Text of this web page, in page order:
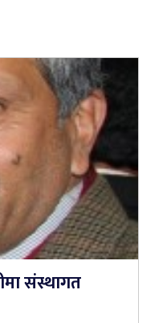
संस्थागत